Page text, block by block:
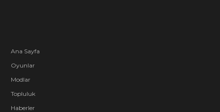
Ana Sayfa
Oyunlar
Modlar
Topluluk
Haberler